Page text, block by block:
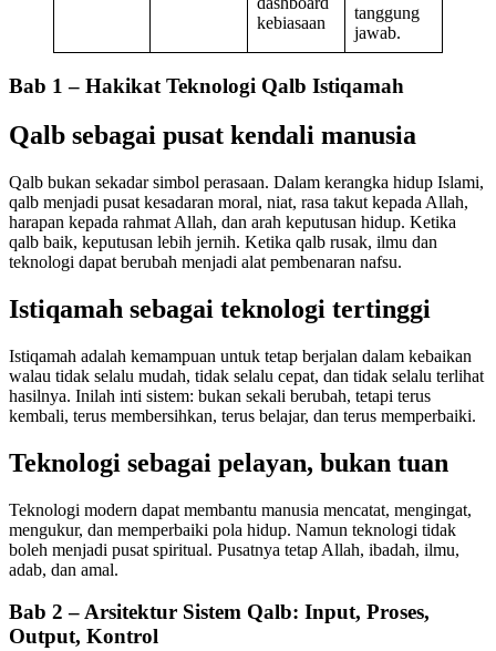
kebiasaan
tanggung
jawab.
Bab 1 – Hakikat Teknologi Qalb Istiqamah
Qalb sebagai pusat kendali manusia
Qalb bukan sekadar simbol perasaan. Dalam kerangka hidup Islami,
qalb menjadi pusat kesadaran moral, niat, rasa takut kepada Allah,
harapan kepada rahmat Allah, dan arah keputusan hidup. Ketika
qalb baik, keputusan lebih jernih. Ketika qalb rusak, ilmu dan
teknologi dapat berubah menjadi alat pembenaran nafsu.
Istiqamah sebagai teknologi tertinggi
Istiqamah adalah kemampuan untuk tetap berjalan dalam kebaikan
walau tidak selalu mudah, tidak selalu cepat, dan tidak selalu terlihat
hasilnya. Inilah inti sistem: bukan sekali berubah, tetapi terus
kembali, terus membersihkan, terus belajar, dan terus memperbaiki.
Teknologi sebagai pelayan, bukan tuan
Teknologi modern dapat membantu manusia mencatat, mengingat,
mengukur, dan memperbaiki pola hidup. Namun teknologi tidak
boleh menjadi pusat spiritual. Pusatnya tetap Allah, ibadah, ilmu,
adab, dan amal.
Bab 2 – Arsitektur Sistem Qalb: Input, Proses,
Output, Kontrol